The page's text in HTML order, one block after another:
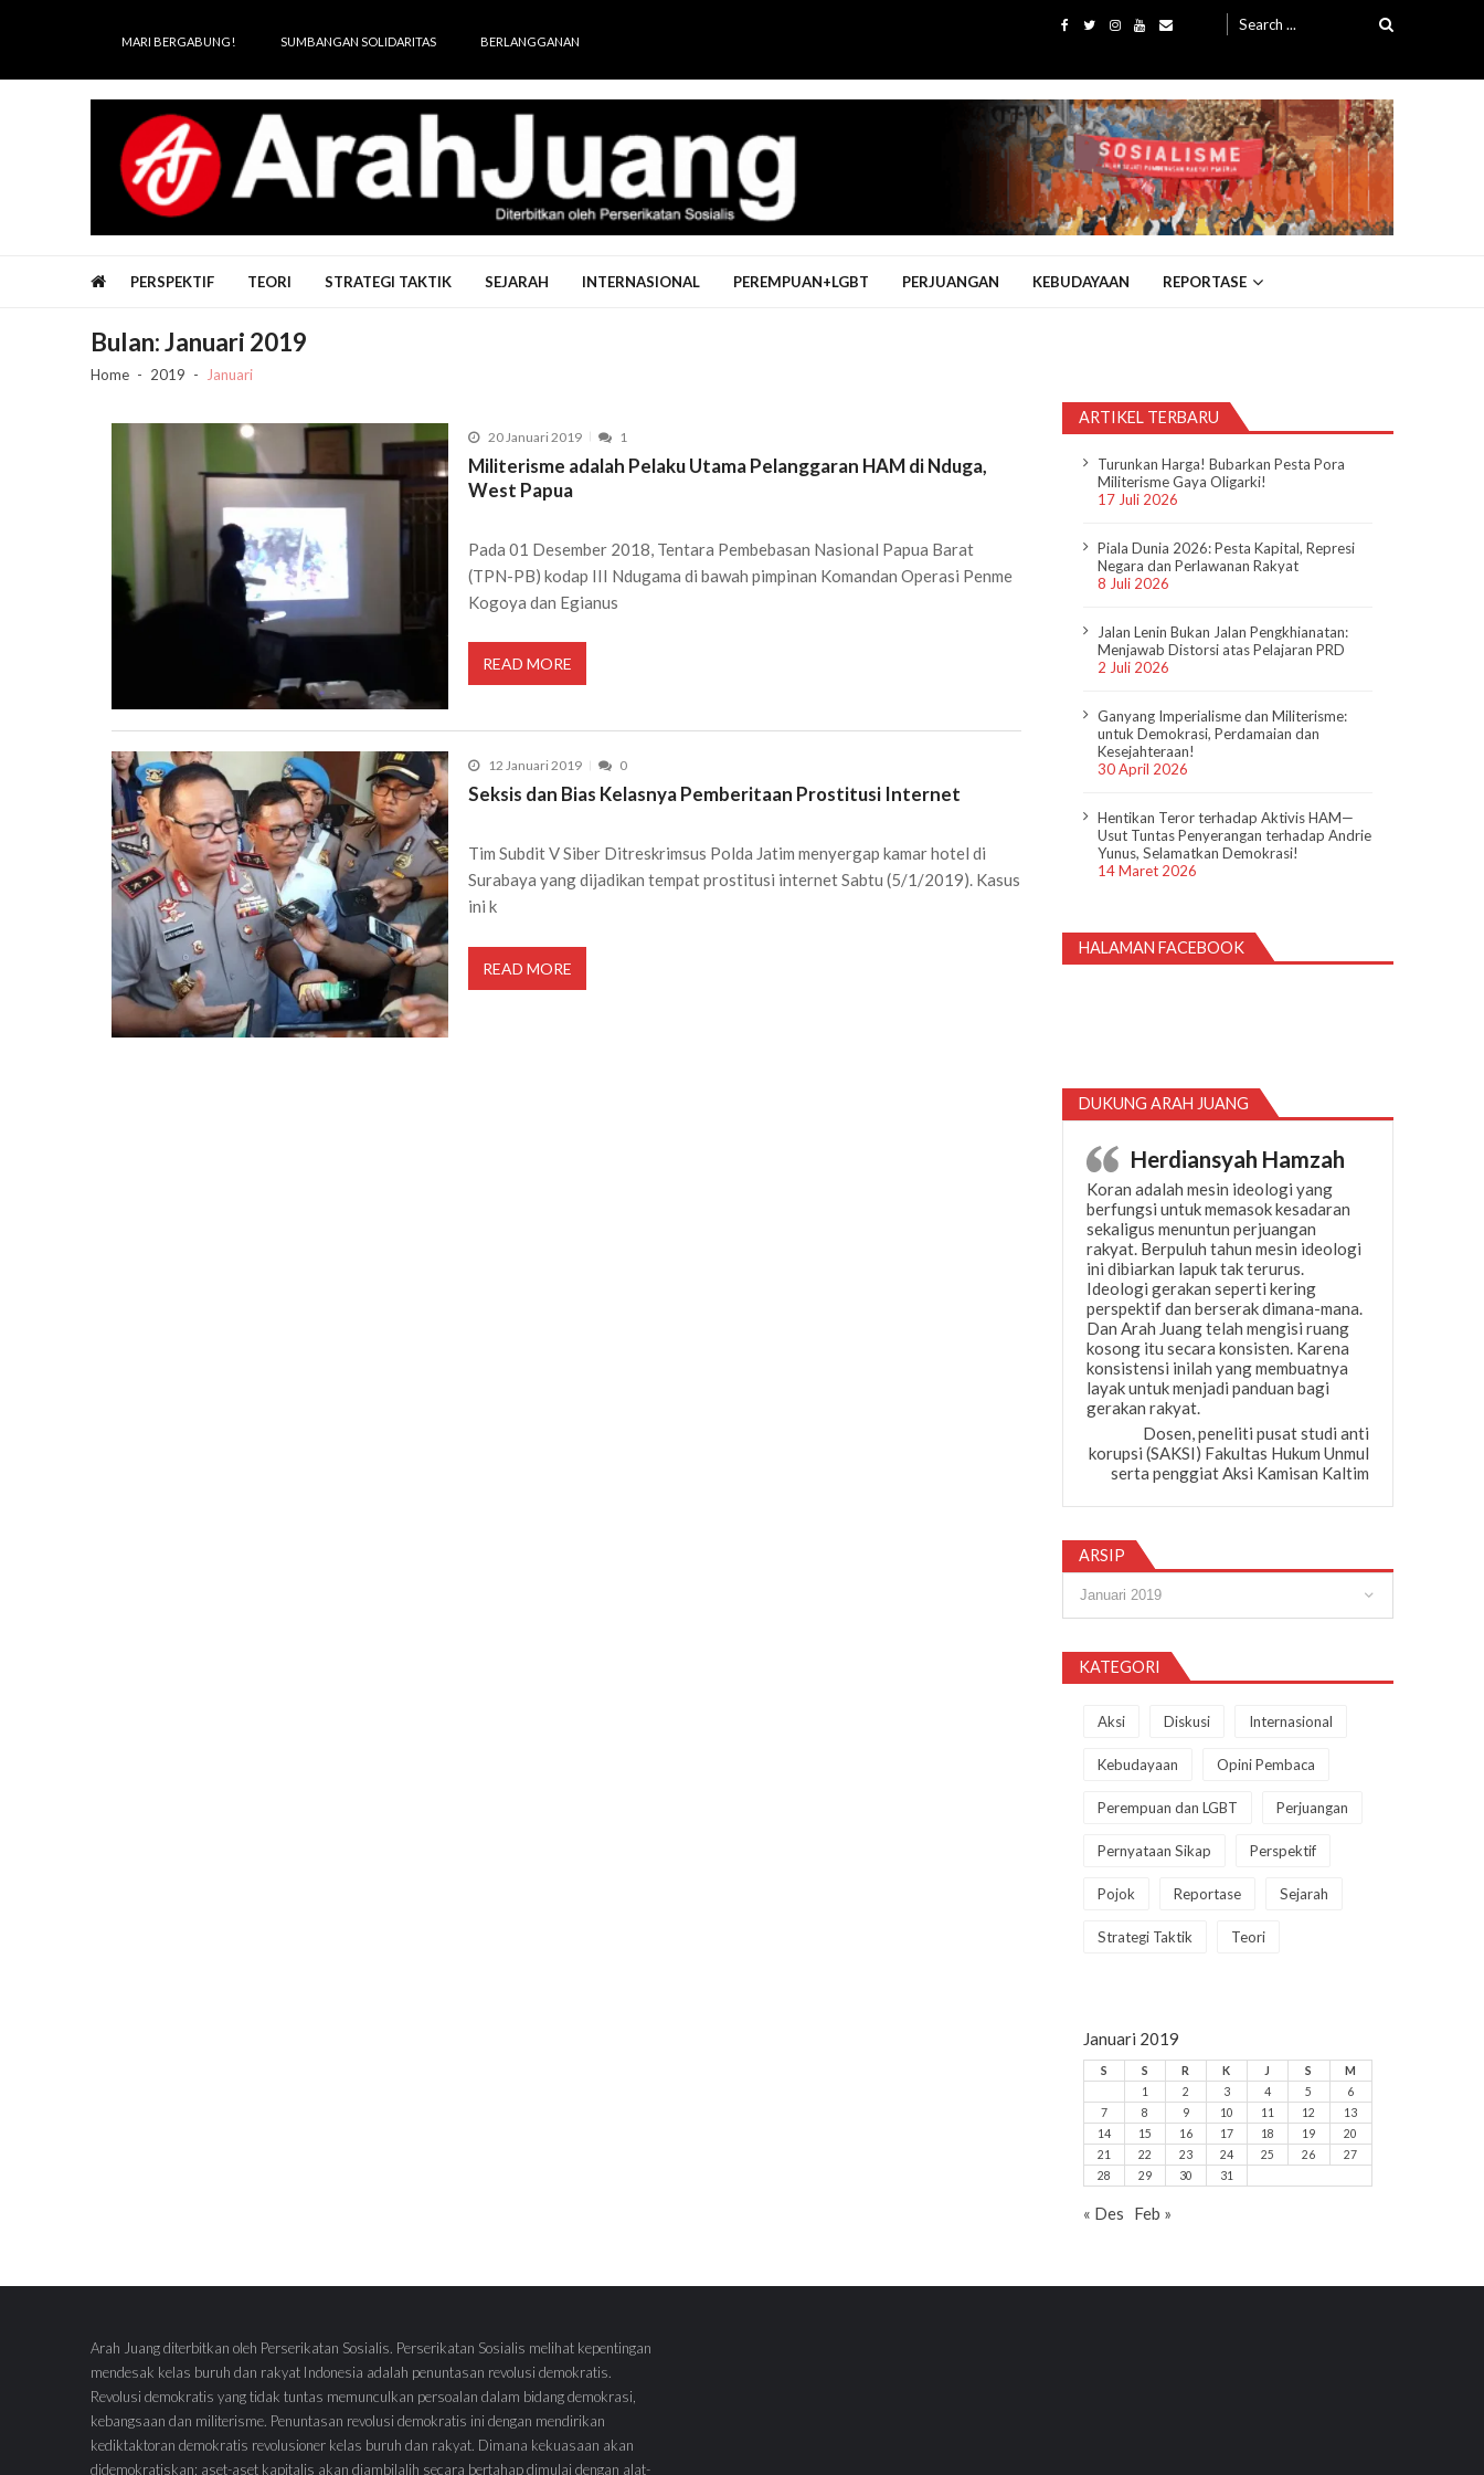
MARI BERGABUNG! SUMBANGAN SOLIDARITAS BERLANGGANAN
for:
PERSPEKTIF TEORI STRATEGI TAKTIK SEJARAH INTERNASIONAL PEREMPUAN+LGBT PERJUANGAN KEBUDAYAAN REPORTASE
Bulan:Januari 2019
Home 2019 Januari
20 Januari 2019 1
Militerisme adalah Pelaku Utama Pelanggaran HAM di Nduga,
West Papua
Pada 01 Desember 2018, Tentara Pembebasan Nasional Papua Barat
(TPN-PB) kodap III Ndugama di bawah pimpinan Komandan Operasi Penme
Kogoya dan Egianus
READ MORE
12 Januari 2019 0
Seksis dan Bias Kelasnya Pemberitaan Prostitusi Internet
Tim Subdit V Siber Ditreskrimsus Polda Jatim menyergap kamar hotel di
Surabaya yang dijadikan tempat prostitusi internet Sabtu (5/1/2019). Kasus
ini k
READ MORE
ARTIKEL TERBARU
Turunkan Harga! Bubarkan Pesta Pora
Militerisme Gaya Oligarki!
17 Juli 2026
Piala Dunia 2026: Pesta Kapital, Represi
Negara dan Perlawanan Rakyat
8 Juli 2026
Jalan Lenin Bukan Jalan Pengkhianatan:
Menjawab Distorsi atas Pelajaran PRD
2 Juli 2026
Ganyang Imperialisme dan Militerisme:
untuk Demokrasi, Perdamaian dan
Kesejahteraan!
30 April 2026
Hentikan Teror terhadap Aktivis HAM—
Usut Tuntas Penyerangan terhadap Andrie
Yunus, Selamatkan Demokrasi!
14 Maret 2026
HALAMAN FACEBOOK
DUKUNG ARAH JUANG
Herdiansyah Hamzah
Koran adalah mesin ideologi yang
berfungsi untuk memasok kesadaran
sekaligus menuntun perjuangan
rakyat. Berpuluh tahun mesin ideologi
ini dibiarkan lapuk tak terurus.
Ideologi gerakan seperti kering
perspektif dan berserak dimana-mana.
Dan Arah Juang telah mengisi ruang
kosong itu secara konsisten. Karena
konsistensi inilah yang membuatnya
layak untuk menjadi panduan bagi
gerakan rakyat.
Dosen, peneliti pusat studi anti
korupsi (SAKSI) Fakultas Hukum Unmul
serta penggiat Aksi Kamisan Kaltim
ARSIP
KATEGORI
Aksi Diskusi Internasional
Kebudayaan Opini Pembaca
Perempuan dan LGBT Perjuangan
Pernyataan Sikap Perspektif
Pojok Reportase Sejarah
Strategi Taktik Teori
Januari 2019
S S R K J S
M
1
2 3 4 5
6
7
8 9 10 11 12
13
14
15 16 17 18 19
20
21
22 23 24 25 26
27
28
29 30 31
« Des Feb »
Arah Juang diterbitkan oleh Perserikatan Sosialis. Perserikatan Sosialis melihat kepentingan
mendesak kelas buruh dan rakyat Indonesia adalah penuntasan revolusi demokratis.
Revolusi demokratis yang tidak tuntas memunculkan persoalan dalam bidang demokrasi,
kebangsaan dan militerisme. Penuntasan revolusi demokratis ini dengan mendirikan
kediktaktoran demokratis revolusioner kelas buruh dan rakyat. Dimana kekuasaan akan
didemokratiskan; aset-aset kapitalis akan diambilalih secara bertahap dimulai dengan alat-